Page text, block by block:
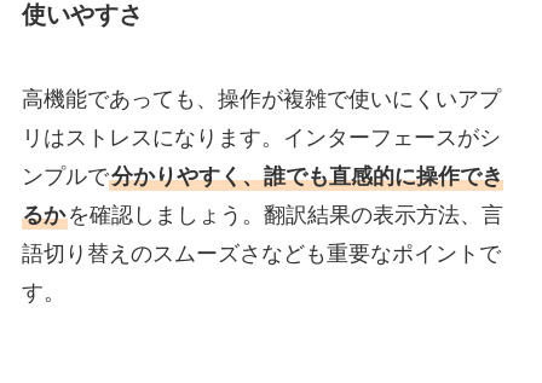
使いやすさ
高機能であっても、操作が複雑で使いにくいアプ
リはストレスになります。インターフェースがシ
ンプルで分かりやすく、誰でも直感的に操作でき
るかを確認しましょう。翻訳結果の表示方法、言
語切り替えのスムーズさなども重要なポイントで
す。